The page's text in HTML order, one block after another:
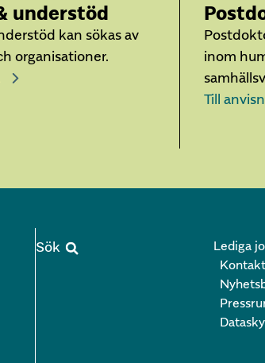
understöd
kan sökas av
organisationer.
inom
Till
Lediga
Kontakt